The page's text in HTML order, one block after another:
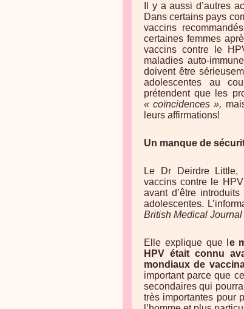
Il y a aussi d’autres
Dans certains pays
vaccins
certaines femmes
vaccins contre le
maladies auto-
doivent être
adolescentes au
prétendent que les
« coïncidences »,
leurs affirmations!
Un manque de
Le Dr Deirdre Little,
vaccins contre le
avant d’être
adolescentes.
British Medical Journal
Elle explique que l e
HPV était connu
mondiaux de
important parce que
secondaires qui
très importantes pour